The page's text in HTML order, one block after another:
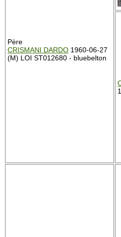
Père
CRISMANI DARDO 1960-06-27
(M) LOI ST012680 - bluebelton